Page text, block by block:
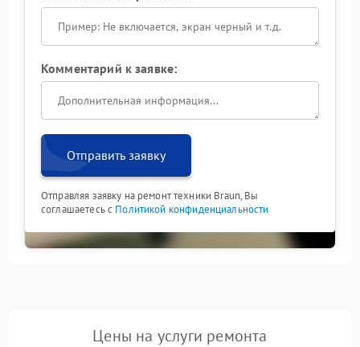
Комментарий к заявке:
Отправить заявку
Отправляя заявку на ремонт техники Braun, Вы
соглашаетесь с Политикой конфиденциальности
Цены на услуги ремонта